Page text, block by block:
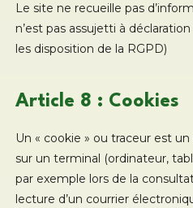
Le site ne recueille pas
n’est pas assujetti à
les disposition de la RGPD)
Article 8 : Cookies
Un « cookie » ou traceur est
sur un terminal (ordinateur,
par exemple lors de la
lecture d’un courrier